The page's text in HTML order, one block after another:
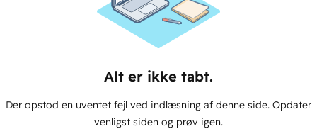
Alt er ikke tabt.
Der opstod en uventet fejl ved indlæsning af denne side. Opdater
venligst siden og prøv igen.